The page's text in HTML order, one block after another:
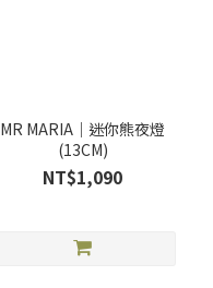
MR MARIA｜迷你熊夜燈
(13CM)
NT$1,090